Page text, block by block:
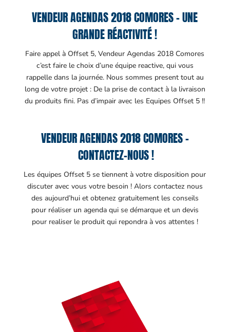
VENDEUR AGENDAS 2018 COMORES – UNE
GRANDE RÉACTIVITÉ !
Faire appel à Offset 5, Vendeur Agendas 2018 Comores
c’est faire le choix d’une équipe reactive, qui vous
rappelle dans la journée. Nous sommes present tout au
long de votre projet : De la prise de contact à la livraison
du produits fini. Pas d’impair avec les Equipes Offset 5 !!
VENDEUR AGENDAS 2018 COMORES –
CONTACTEZ-NOUS !
Les équipes Offset 5 se tiennent à votre disposition pour
discuter avec vous votre besoin ! Alors contactez nous
des aujourd’hui et obtenez gratuitement les conseils
pour réaliser un agenda qui se démarque et un devis
pour realiser le produit qui repondra à vos attentes !